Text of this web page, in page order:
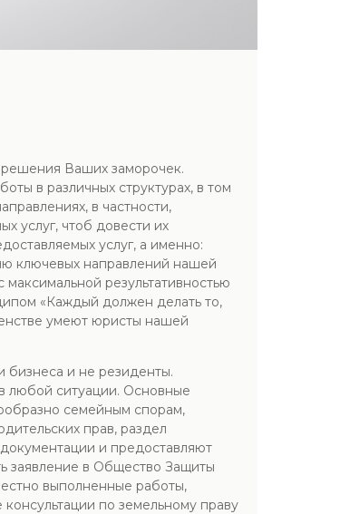
Ваших заморочек.
в различных структурах, в том
в частности,
услуг, чтоб довести их
услуг, а именно:
ключевых направлений нашей
результативностью
«Каждый должен делать то,
умеют юристы нашей
бизнеса и не резиденты.
любой ситуации. Основные
семейным спорам,
прав, раздел
и предоставляют
заявление в Общество Защиты
выполненные работы,
по земельному праву